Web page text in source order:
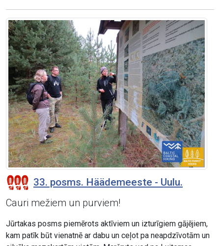
33. posms. Häädemeeste - Uulu.
Cauri mežiem un purviem!
Jūrtakas posms piemērots aktīviem un izturīgiem gājējiem,
kam patīk būt vienatnē ar dabu un ceļot pa neapdzīvotām un